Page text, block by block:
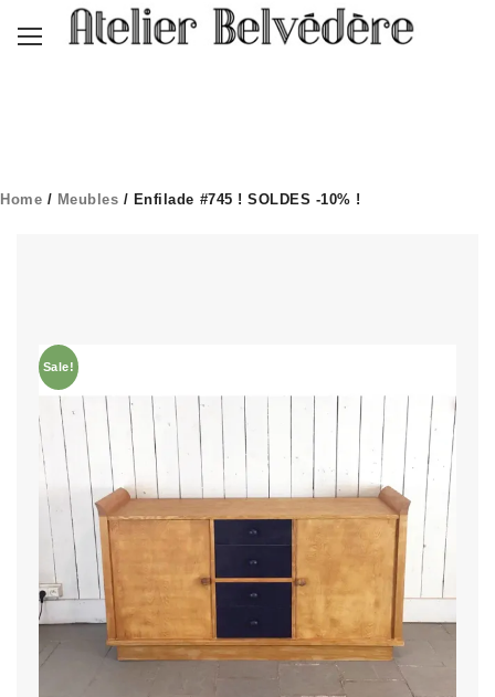
Home / Meubles / Enfilade #745 ! SOLDES -10% !
Sale!